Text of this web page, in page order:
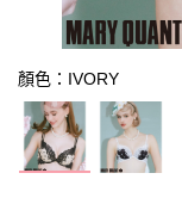
顏色：IVORY